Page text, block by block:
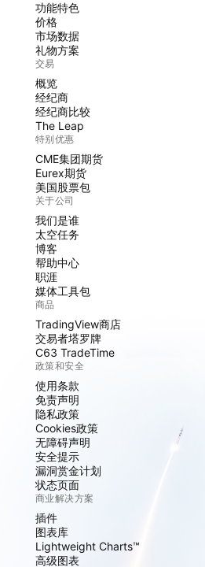
功能特色
价格
市场数据
礼物方案
交易
概览
经纪商
经纪商比较
The Leap
特别优惠
CME集团期货
Eurex期货
美国股票包
关于公司
我们是谁
太空任务
博客
帮助中心
职涯
媒体工具包
商品
TradingView商店
交易者塔罗牌
C63 TradeTime
政策和安全
使用条款
免责声明
隐私政策
Cookies政策
无障碍声明
安全提示
漏洞赏金计划
状态页面
商业解决方案
插件
图表库
Lightweight Charts™
高级图表